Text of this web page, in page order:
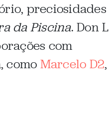
preciosidades
da Piscina. Don L
com
como Marcelo D2,